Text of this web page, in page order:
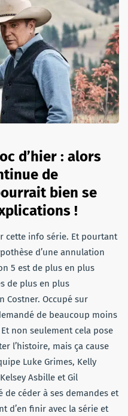
d’hier : alors
de
bien se
!
cette info série. Et pourtant
d’une annulation
5 est de plus en plus
de plus en plus
Costner. Occupé sur
de beaucoup moins
non seulement cela pose
l’histoire, mais ça cause
Luke Grimes, Kelly
Asbille et Gil
de céder à ses demandes et
d’en finir avec la série et